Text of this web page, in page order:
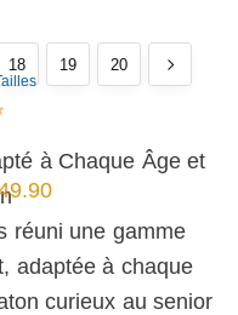
à Chaque Âge et
réuni une gamme
adaptée à chaque
curieux au senior
18 19 20